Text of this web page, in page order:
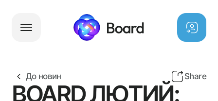
Board News
До новин
BOARD ЛЮТИЙ:
Share